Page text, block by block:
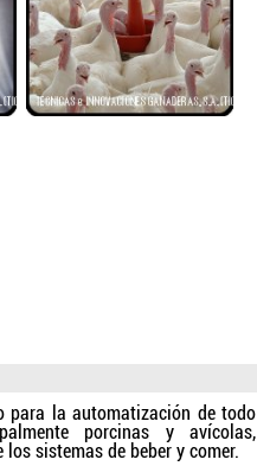
para la automatización de todo
porcinas y avícolas,
sistemas de beber y comer.